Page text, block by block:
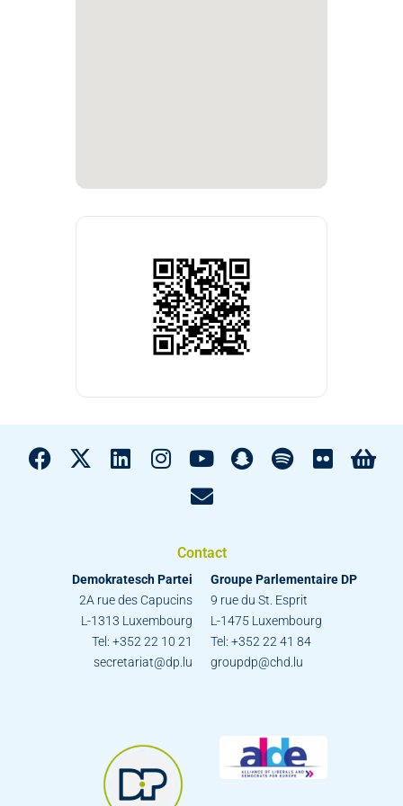
Contact
Demokratesch Partei
2A rue des Capucins
L-1313 Luxembourg
Tel: +352 22 10 21
secretariat@dp.lu
Groupe Parlementaire DP
9 rue du St. Esprit
L-1475 Luxembourg
Tel: +352 22 41 84
groupdp@chd.lu